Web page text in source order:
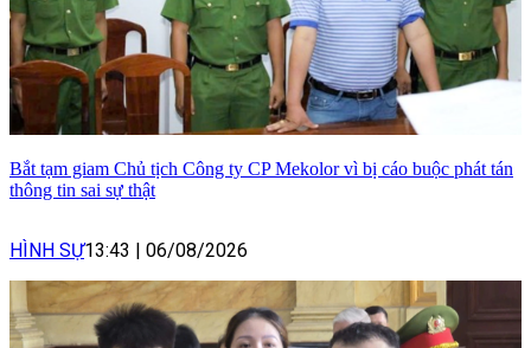
Bắt tạm giam Chủ tịch Công ty CP Mekolor vì bị cáo buộc phát tán
thông tin sai sự thật
HÌNH SỰ13:43 | 06/08/2026